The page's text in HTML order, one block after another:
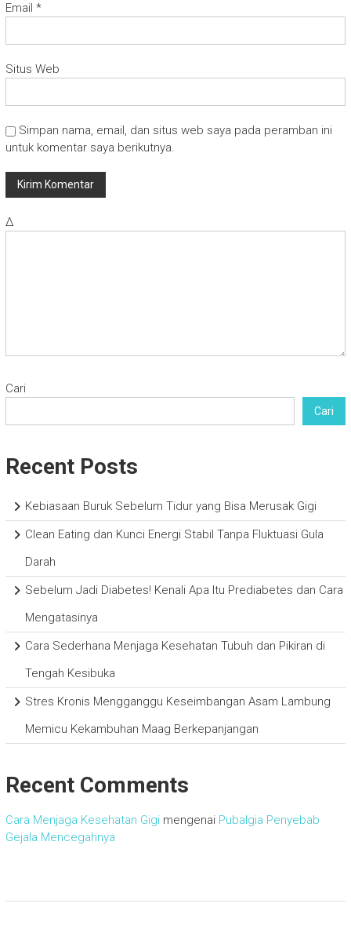
Email *
Situs Web
Simpan nama, email, dan situs web saya pada peramban ini
untuk komentar saya berikutnya.
Δ
Cari
Cari
Recent Posts
Kebiasaan Buruk Sebelum Tidur yang Bisa Merusak Gigi
Clean Eating dan Kunci Energi Stabil Tanpa Fluktuasi Gula
Darah
Sebelum Jadi Diabetes! Kenali Apa Itu Prediabetes dan Cara
Mengatasinya
Cara Sederhana Menjaga Kesehatan Tubuh dan Pikiran di
Tengah Kesibuka
Stres Kronis Mengganggu Keseimbangan Asam Lambung
Memicu Kekambuhan Maag Berkepanjangan
Recent Comments
Cara Menjaga Kesehatan Gigimengenai Pubalgia Penyebab
Gejala Mencegahnya